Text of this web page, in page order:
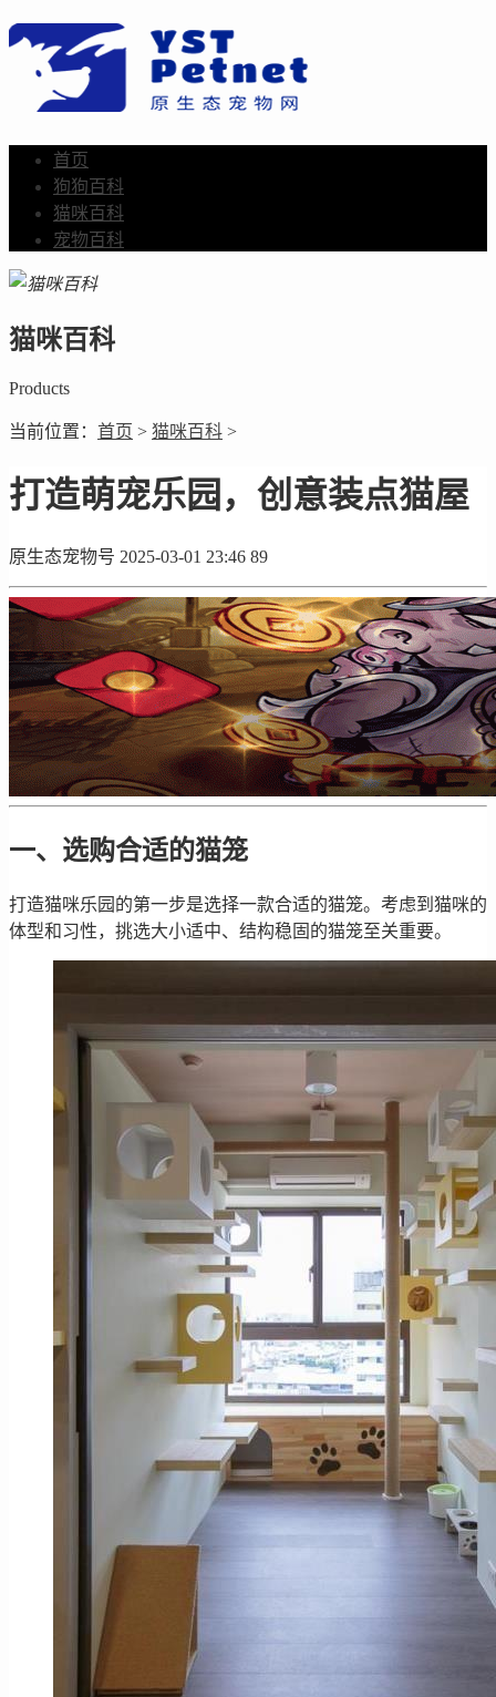
首页
狗狗百科
猫咪百科
宠物百科
猫咪百科
Products
当前位置： 首页 > 猫咪百科 >
打造萌宠乐园，创意装点猫屋
原生态宠物号 2025-03-01 23:46 89
一、选购合适的猫笼
打造猫咪乐园的第一步是选择一款合适的猫笼。考虑到猫咪的
体型和习性，挑选大小适中、结构稳固的猫笼至关重要。